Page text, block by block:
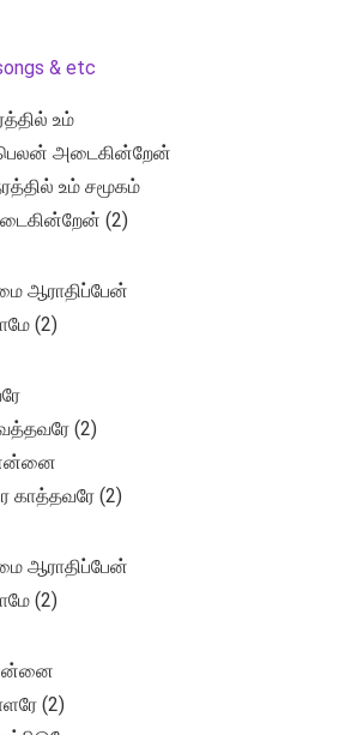
& etc
உம்
பெலன் அடைகின்றேன்
உம் சமூகம்
(2)
ஆராதிப்பேன்
(2)
(2)
காத்தவரே (2)
ஆராதிப்பேன்
(2)
என்னை
(2)